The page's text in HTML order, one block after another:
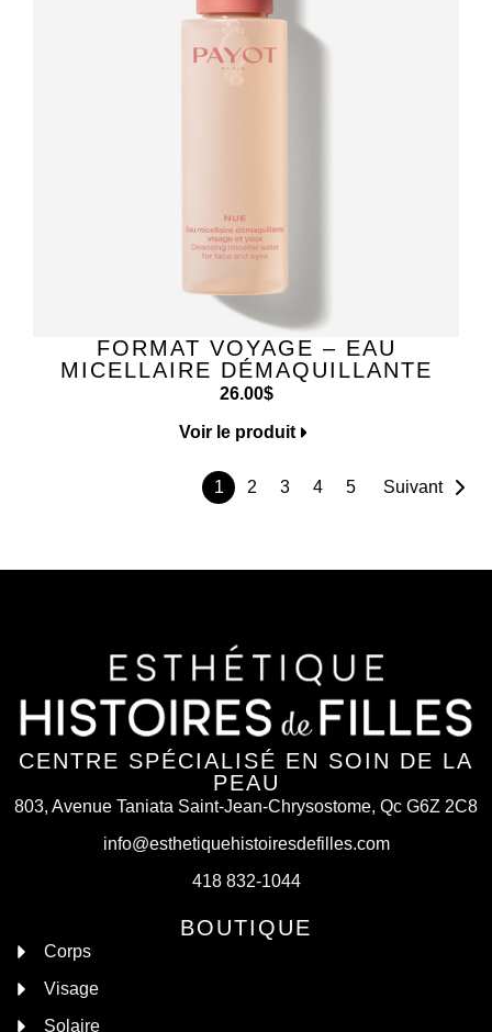
FORMAT VOYAGE – EAU
MICELLAIRE DÉMAQUILLANTE
26.00$
Voir le produit
1 2 3 4 5 Suivant
CENTRE SPÉCIALISÉ EN SOIN DE LA
PEAU
803, Avenue Taniata Saint-Jean-Chrysostome, Qc G6Z 2C8
info@esthetiquehistoiresdefilles.com
418 832-1044
BOUTIQUE
Corps
Visage
Solaire